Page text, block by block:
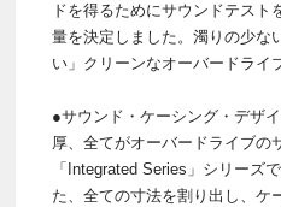
ドを得るためにサウンドテス
量を決定しました。濁りの少な
い」クリーンなオーバードライ
●サウンド・ケーシング・デザ
厚、全てがオーバードライブの
「Integrated Series」シリーズ
た、全ての寸法を割り出し、ケ